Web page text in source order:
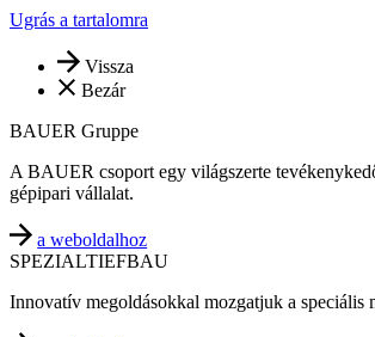
Ugrás a tartalomra
Vissza
Bezár
BAUER Gruppe
A BAUER csoport egy világszerte
gépipari vállalat.
a weboldalhoz
SPEZIALTIEFBAU
Innovatív megoldásokkal mozgatjuk a speciális